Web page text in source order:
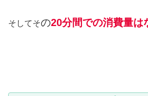
そしてその20分間での消費量は